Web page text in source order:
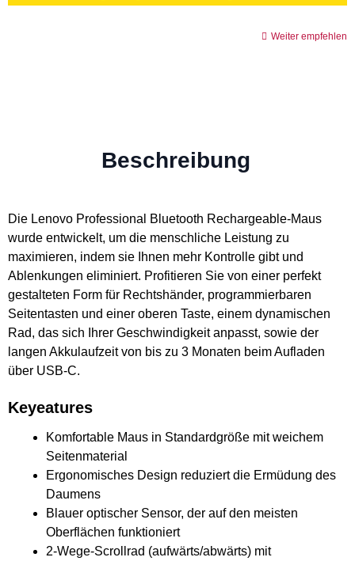
Weiter empfehlen
Beschreibung
Die Lenovo Professional Bluetooth Rechargeable-Maus
wurde entwickelt, um die menschliche Leistung zu
maximieren, indem sie Ihnen mehr Kontrolle gibt und
Ablenkungen eliminiert. Profitieren Sie von einer perfekt
gestalteten Form für Rechtshänder, programmierbaren
Seitentasten und einer oberen Taste, einem dynamischen
Rad, das sich Ihrer Geschwindigkeit anpasst, sowie der
langen Akkulaufzeit von bis zu 3 Monaten beim Aufladen
über USB-C.
Keyeatures
Komfortable Maus in Standardgröße mit weichem
Seitenmaterial
Ergonomisches Design reduziert die Ermüdung des
Daumens
Blauer optischer Sensor, der auf den meisten
Oberflächen funktioniert
2-Wege-Scrollrad (aufwärts/abwärts) mit